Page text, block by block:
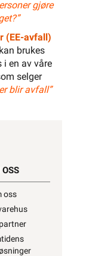
gjøre
(EE-avfall)
brukes
i en av våre
selger
blir avfall”
oss